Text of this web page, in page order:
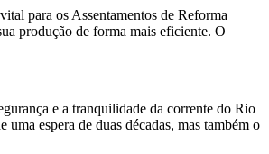
para os Assentamentos de Reforma
produção de forma mais eficiente. O
e a tranquilidade da corrente do Rio
espera de duas décadas, mas também o